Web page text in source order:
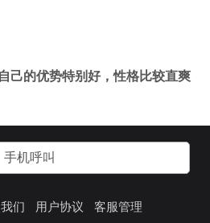
己的优势特别好，性格比较直爽
手机呼叫
们 用户协议 客服管理